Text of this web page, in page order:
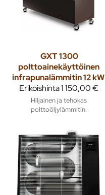
GXT 1300
polttoainekäyttöinen
infrapunalämmitin 12 kW
Erikoishinta1 150,00 €
Hiljainen ja tehokas
polttoöljylämmitin.